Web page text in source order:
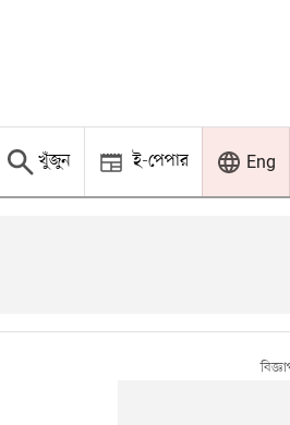
খুঁজুন ই-পেপার Eng